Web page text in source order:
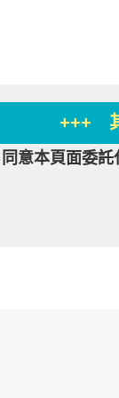
+++
意本頁面委